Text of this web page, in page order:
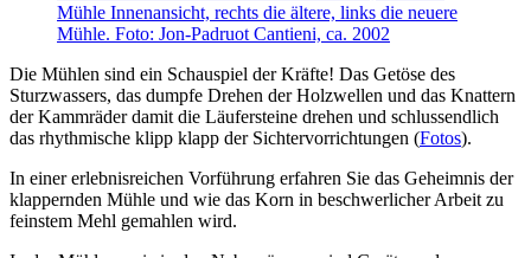
Mühle Innenansicht, rechts die ältere, links die neuere
Mühle. Foto: Jon-Padruot Cantieni, ca. 2002
Die Mühlen sind ein Schauspiel der Kräfte! Das Getöse des
Sturzwassers, das dumpfe Drehen der Holzwellen und das Knattern
der Kammräder damit die Läufersteine drehen und schlussendlich
das rhythmische klipp klapp der Sichtervorrichtungen (Fotos).
In einer erlebnisreichen Vorführung erfahren Sie das Geheimnis der
klappernden Mühle und wie das Korn in beschwerlicher Arbeit zu
feinstem Mehl gemahlen wird.